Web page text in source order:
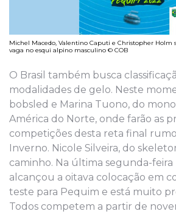
Michel Macedo, Valentino Caputi e Christopher Holm
vaga no esqui alpino masculino © COB
O Brasil também busca
modalidades de gelo. Neste
bobsled e Marina Tuono, do
América do Norte, onde farão as
competições desta reta final
Inverno. Nicole Silveira, do
caminho. Na última segunda-feira
alcançou a oitava colocação em
teste para Pequim e está muito
Todos competem a partir de